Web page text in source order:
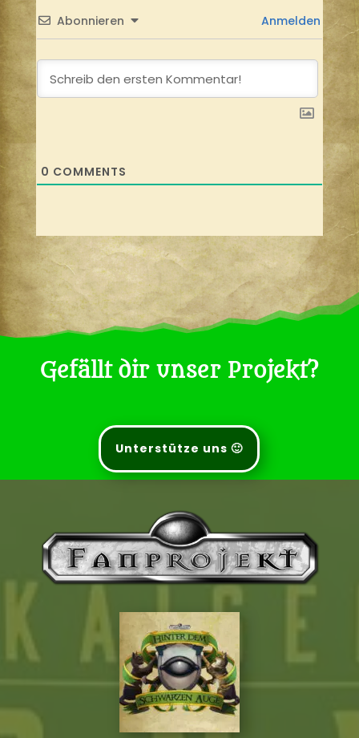
Abonnieren Anmelden
0 COMMENTS
Gefällt dir unser Projekt?
Unterstütze uns 🙂